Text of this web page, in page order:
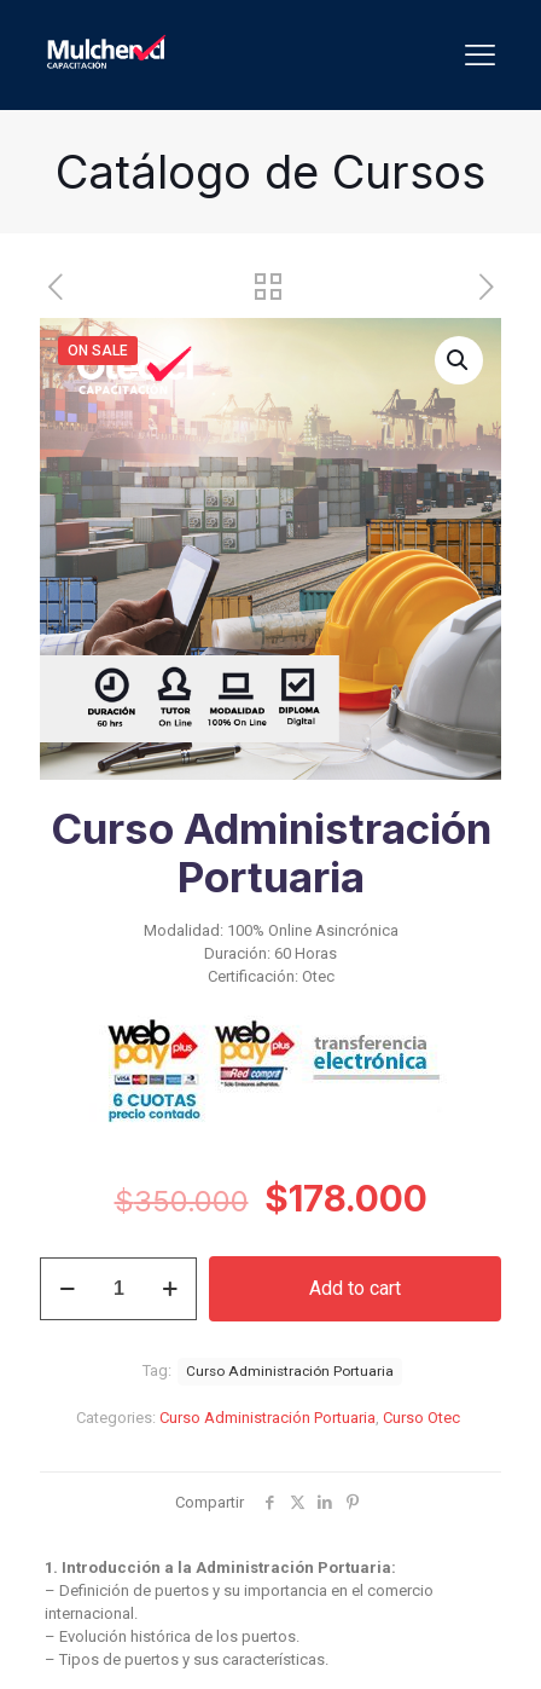
Catálogo de Cursos
ON SALE
Curso Administración
Portuaria
Modalidad: 100% Online Asincrónica
Duración: 60 Horas
Certificación: Otec
$350.000 Original
was:
$350.000.
$178.000
is:
Administración
Add to cart
Categories: Curso Administración Portuaria Curso Otec
Tag: Curso Administración Portuaria
Compartir
1. Introducción a la Administración Portuaria:
– Definición de puertos y su importancia en el comercio
internacional.
– Evolución histórica de los puertos.
– Tipos de puertos y sus características.